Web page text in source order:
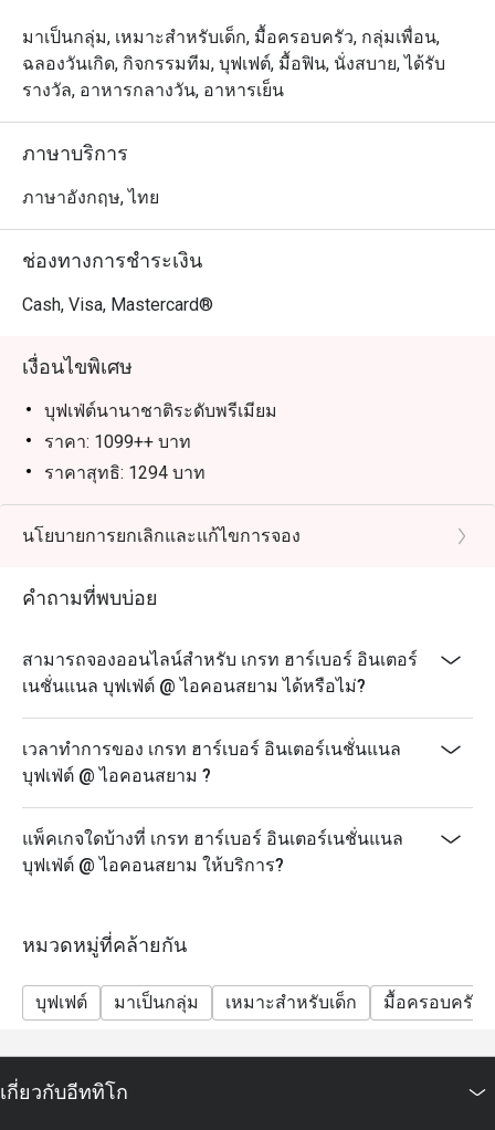
เดินทางสะดวกจากบีทีเอสเจริญนคร และอยู่ในโซนช้อปปิ้ง
ริมแม่น้ำเจ้าพระยา บรรยากาศคึกคัก เป็นมิตรกับเด็ก เหมาะ
สำหรับครอบครัวใหญ่และการฉลองแบบสบาย ๆ เมนูเด่น
รวมถึงซีฟู้ดออนไอซ์ (หอยนางรม หอยแมลงภู่นิวซีแลนด์ กุ้ง
นิยมอย่างข้าวเหนียวมะม่วง เค้ก และไอศกรีม
เหมาะสำหรับ: คนท้องถิ่นที่ต้องการความคุ้มค่ากับบุฟเฟ่ต์ที่
ท่องเที่ยวจะชอบทำเลใกล้ไอคอนสยามและบีทีเอสเจริญนคร
พร้อมคุณภาพและความสดใหม่ในทุกสเตชัน
เวลาเพื่อรับส่วนลดสูงสุด 50% สำหรับค่าอาหาร
มาเป็นกลุ่ม, เหมาะสำหรับเด็ก, มื้อครอบครัว, กลุ่มเพื่อน,
ฉลองวันเกิด, กิจกรรมทีม, บุฟเฟต์, มื้อฟิน, นั่งสบาย, ได้รับ
รางวัล, อาหารกลางวัน, อาหารเย็น
ภาษาบริการ
ภาษาอังกฤษ, ไทย
ช่องทางการชำระเงิน
Cash, Visa, Mastercard®
เงื่อนไขพิเศษ
บุฟเฟ่ต์นานาชาติระดับพรีเมียม
ราคา: 1099++ บาท
ราคาสุทธิ: 1294 บาท
บุฟเฟ่ต์นานาชาติระดับพรีเมียม (ราคาเด็ก)
ราคา: 550++ บาท
**ความสูง 101-140 ซม.: ราคาเด็ก
FAQs
Q: ร้าน Great Harbour ให้บริการอาหารประเภทใด?
A: บุฟเฟ่ต์นานาชาติ รวมอาหารญี่ปุ่น ตะวันตก ไทย จีน
และซีฟู้ดหลากหลาย
Q: เมนูเด่นมีอะไรบ้าง?
A: ซีฟู้ดออนไอซ์ ซูชิ ซาชิมิ สเต็ก พาสต้า ติ่มซำ ข้าว
เหนียวมะม่วง เค้ก และผลไม้สด
Q: ต้องแต่งกายแบบไหน?
Q: เดินทางไปอย่างไร?
A: ร้านตั้งอยู่ชั้น 6 ของไอคอนสยาม เดินทางสะดวกด้วยบี
ทีเอสเจริญนคร
นโยบายการยกเลิกและแก้ไขการจอง
คำถามที่พบบ่อย
สามารถจองออนไลน์สำหรับ เกรท ฮาร์เบอร์ อินเตอร์
เนชั่นแนล บุฟเฟ่ต์ @ ไอคอนสยาม ได้หรือไม่?
เวลาทำการของ เกรท ฮาร์เบอร์ อินเตอร์เนชั่นแนล
บุฟเฟ่ต์ @ ไอคอนสยาม ?
แพ็คเกจใดบ้างที่ เกรท ฮาร์เบอร์ อินเตอร์เนชั่นแนล
บุฟเฟ่ต์ @ ไอคอนสยาม ให้บริการ?
หมวดหมู่ที่คล้ายกัน
บุฟเฟต์ มาเป็นกลุ่ม เหมาะสำหรับเด็ก มื้อครอบครัว
เกี่ยวกับอีททิโก